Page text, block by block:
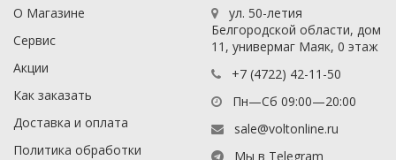
О Магазине
Сервис
Акции
Как заказать
Доставка и оплата
Политика обработки
ул. 50-летия
Белгородской области, дом
11, универмаг Маяк, 0 этаж
+7 (4722) 42-11-50
Пн—Сб 09:00—20:00
sale@voltonline.ru
Мы в Telegram